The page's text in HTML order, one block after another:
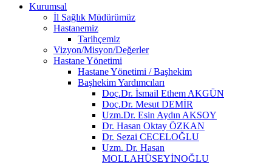
Kurumsal
İl Sağlık Müdürümüz
Hastanemiz
Tarihçemiz
Vizyon/Misyon/Değerler
Hastane Yönetimi
Hastane Yönetimi / Başhekim
Başhekim Yardımcıları
Doç.Dr. İsmail Ethem AKGÜN
Doç.Dr. Mesut DEMİR
Uzm.Dr. Esin Aydın AKSOY
Dr. Hasan Oktay ÖZKAN
Dr. Sezai CECELOĞLU
Uzm. Dr. Hasan
MOLLAHÜSEYİNOĞLU